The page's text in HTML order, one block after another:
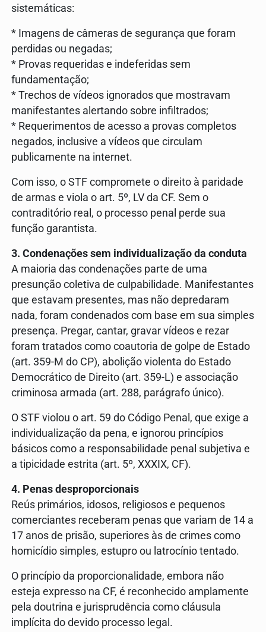
sistemáticas:
* Imagens de câmeras de segurança que foram
perdidas ou negadas;
* Provas requeridas e indeferidas sem
fundamentação;
* Trechos de vídeos ignorados que mostravam
manifestantes alertando sobre infiltrados;
* Requerimentos de acesso a provas completos
negados, inclusive a vídeos que circulam
publicamente na internet.
Com isso, o STF compromete o direito à paridade
de armas e viola o art. 5º, LV da CF. Sem o
contraditório real, o processo penal perde sua
função garantista.
3. Condenações sem individualização da conduta
A maioria das condenações parte de uma
presunção coletiva de culpabilidade. Manifestantes
que estavam presentes, mas não depredaram
nada, foram condenados com base em sua simples
presença. Pregar, cantar, gravar vídeos e rezar
foram tratados como coautoria de golpe de Estado
(art. 359-M do CP), abolição violenta do Estado
Democrático de Direito (art. 359-L) e associação
criminosa armada (art. 288, parágrafo único).
O STF violou o art. 59 do Código Penal, que exige a
individualização da pena, e ignorou princípios
básicos como a responsabilidade penal subjetiva e
a tipicidade estrita (art. 5º, XXXIX, CF).
4. Penas desproporcionais
Reús primários, idosos, religiosos e pequenos
comerciantes receberam penas que variam de 14 a
17 anos de prisão, superiores às de crimes como
homicídio simples, estupro ou latrocínio tentado.
O princípio da proporcionalidade, embora não
esteja expresso na CF, é reconhecido amplamente
pela doutrina e jurisprudência como cláusula
implícita do devido processo legal.